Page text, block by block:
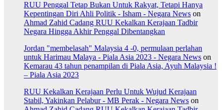
RUU Penggal Tetap Bukan Untuk Rakyat, Tetapi Hanya
Kepentingan Diri Ahli Politik - Isham - Negara News on
Ahmad Zahid Cadang RUU Kekalkan Kerajaan Tadbir
Negara Hingga Akhir Penggal Dibentangkan
Jordan "membelasah" Malaysia 4 -0, permulaan perlahan
untuk Harimau Malaya - Piala Asia 2023 - Negara News on
Kemarau 43 tahun penampilan di Piala Asia, Ayuh Malaysia !
– Piala Asia 2023
RUU Kekalkan Kerajaan Perlu Untuk Wujud Kerajaan
Stabil, Yakinkan Pelabur - MB Perak - Negara News on